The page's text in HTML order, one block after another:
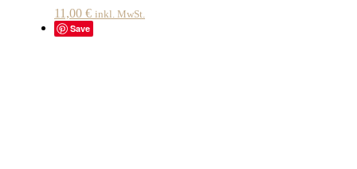
11,00 € inkl. MwSt.
Save